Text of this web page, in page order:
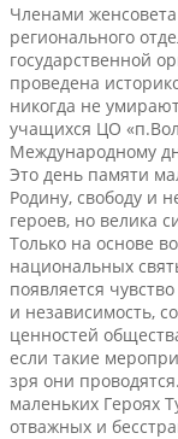
Членами женсовета
регионального
государственной
проведена
никогда не
учащихся ЦО
Международному
Это день памяти
Родину, свободу и
героев, но велика
Только на основе
национальных
появляется
и независимость,
ценностей
если такие
зря они
маленьких Героях
отважных и